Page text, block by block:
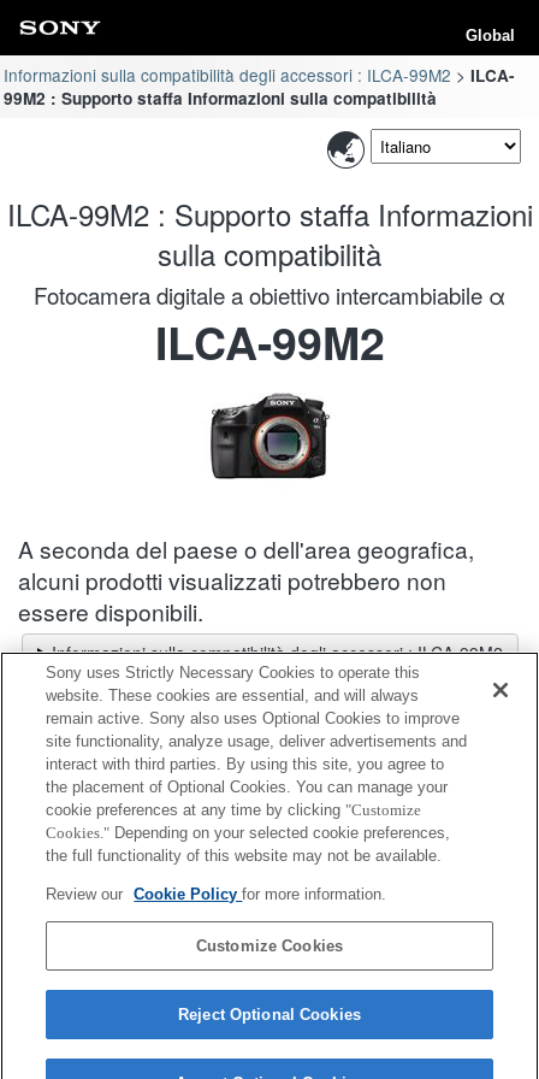
Global
Informazioni sulla compatibilità degli accessori : ILCA-99M2
ILCA-
99M2 : Supporto staffa Informazioni sulla compatibilità
ILCA-99M2 : Supporto staffa Informazioni
sulla compatibilità
Fotocamera digitale a obiettivo intercambiabile α
ILCA-99M2
A seconda del paese o dell'area geografica,
alcuni prodotti visualizzati potrebbero non
essere disponibili.
Informazioni sulla compatibilità degli accessori : ILCA-99M2
Selettore obiettivi
Seleziona un obiettivo consigliato per le foto che desideri scattare
Supporto staffa
Completamente compatibile
VCT-55LH
Sony uses Strictly Necessary Cookies to operate this
website. These cookies are essential, and will always
remain active. Sony also uses Optional Cookies to improve
site functionality, analyze usage, deliver advertisements and
interact with third parties. By using this site, you agree to
the placement of Optional Cookies. You can manage your
cookie preferences at any time by clicking "Customize
Cookies." Depending on your selected cookie preferences,
the full functionality of this website may not be available.
Review our Cookie Policyfor more information.
Customize Cookies
Reject Optional Cookies